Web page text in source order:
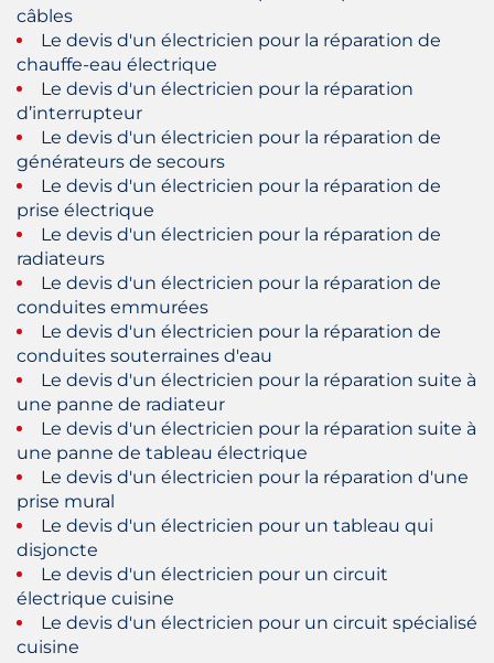
câbles
Le devis d'un électricien pour la réparation de
chauffe-eau électrique
Le devis d'un électricien pour la réparation
d’interrupteur
Le devis d'un électricien pour la réparation de
générateurs de secours
Le devis d'un électricien pour la réparation de
prise électrique
Le devis d'un électricien pour la réparation de
radiateurs
Le devis d'un électricien pour la réparation de
conduites emmurées
Le devis d'un électricien pour la réparation de
conduites souterraines d'eau
Le devis d'un électricien pour la réparation suite à
une panne de radiateur
Le devis d'un électricien pour la réparation suite à
une panne de tableau électrique
Le devis d'un électricien pour la réparation d'une
prise mural
Le devis d'un électricien pour un tableau qui
disjoncte
Le devis d'un électricien pour un circuit
électrique cuisine
Le devis d'un électricien pour un circuit spécialisé
cuisine